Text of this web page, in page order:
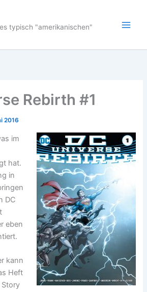
typisch "amerikanischen"
Rebirth #1
2016
im
hat.
in
DC
eben
kann
Heft